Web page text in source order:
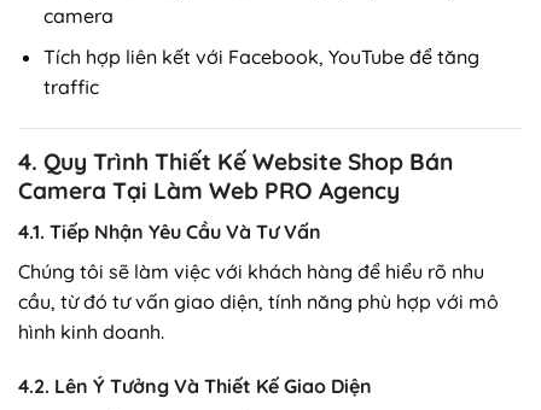
camera
Tích hợp liên kết với Facebook, YouTube để tăng
traffic
4. Quy Trình Thiết Kế Website Shop Bán
Camera Tại Làm Web PRO Agency
4.1. Tiếp Nhận Yêu Cầu Và Tư Vấn
Chúng tôi sẽ làm việc với khách hàng để hiểu rõ nhu
cầu, từ đó tư vấn giao diện, tính năng phù hợp với mô
hình kinh doanh.
4.2. Lên Ý Tưởng Và Thiết Kế Giao Diện